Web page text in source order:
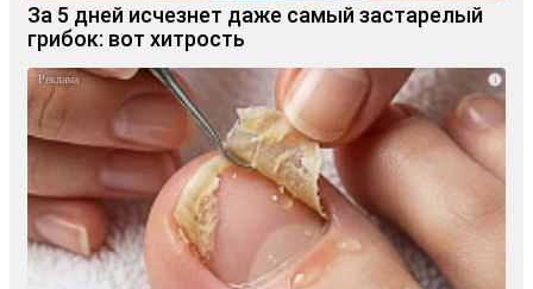
За 5 дней исчезнет даже самый застарелый
грибок: вот хитрость
i